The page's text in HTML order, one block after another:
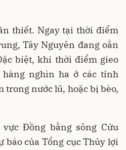
thiết. Ngay tại thời điểm
Tây Nguyên đang oằn
biệt, khi thời điểm gieo
nghìn ha ở các tỉnh
nước lũ, hoặc bị bèo,
Đồng bằng sông Cửu
báo của Tổng cục Thủy lợi